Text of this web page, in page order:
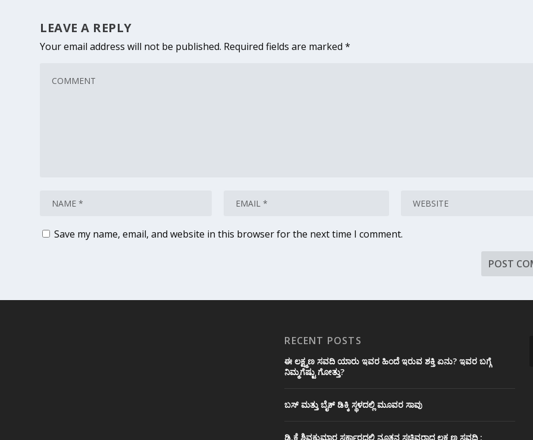
LEAVE A REPLY
Your email address will not be published. Required fields are marked*
Save my name, email, and website in this browser for the next time I comment.
RECENT POSTS
ಈ ಲಕ್ಷ್ಮಣ ಸವದಿ ಯಾರು ಇವರ ಹಿಂದೆ ಇರುವ ಶಕ್ತಿ ಏನು? ಇವರ ಬಗ್ಗೆ
ನಿಮ್ಮಗೆಷ್ಟು ಗೋತ್ತು?
ಬಸ್ ಮತ್ತು ಬೈಕ್ ಡಿಕ್ಕಿ ಸ್ಥಳದಲ್ಲಿ ಮೂವರ ಸಾವು
ಡಿ.ಕೆ ಶಿವಕುಮಾರ ಸರ್ಕಾರದಲ್ಲಿ ನೂತನ ಸಚಿವರಾದ ಲಕ್ಷ್ಮಣ ಸವದಿ :